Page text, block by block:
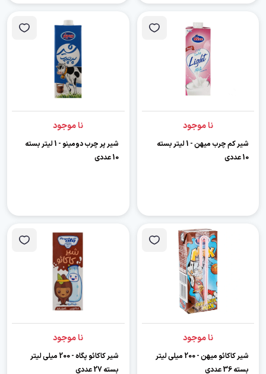
نا موجود
شیر کم چرب میهن - 1 لیتر بسته
10 عددی
نا موجود
شیر پر چرب دومینو - 1 لیتر بسته
10 عددی
نا موجود
شیر کاکائو میهن - 200 میلی لیتر
بسته 36 عددی
نا موجود
شیر کاکائو پگاه - 200 میلی لیتر
بسته 27 عددی